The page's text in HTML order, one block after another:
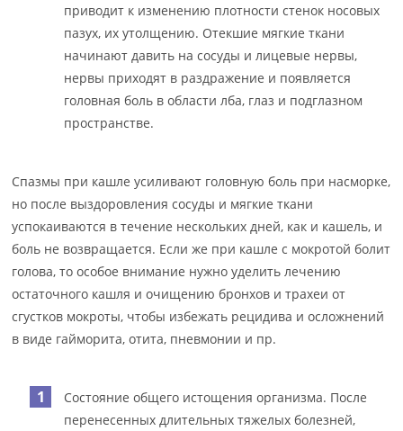
приводит к изменению плотности стенок носовых
пазух, их утолщению. Отекшие мягкие ткани
начинают давить на сосуды и лицевые нервы,
нервы приходят в раздражение и появляется
головная боль в области лба, глаз и подглазном
пространстве.
Спазмы при кашле усиливают головную боль при насморке,
но после выздоровления сосуды и мягкие ткани
успокаиваются в течение нескольких дней, как и кашель, и
боль не возвращается. Если же при кашле с мокротой болит
голова, то особое внимание нужно уделить лечению
остаточного кашля и очищению бронхов и трахеи от
сгустков мокроты, чтобы избежать рецидива и осложнений
в виде гайморита, отита, пневмонии и пр.
Состояние общего истощения организма. После
перенесенных длительных тяжелых болезней,